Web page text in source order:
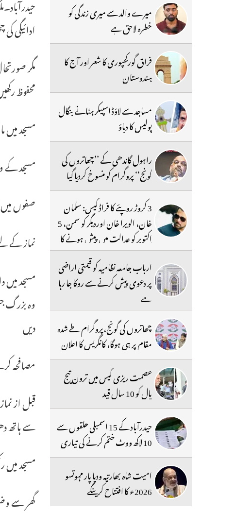
مگر
محفوظ
مسجد میں
مسجد کے
صفوں
نماز کے
مسجد میں
دیں
مصافحہ
قبل از
سے ہاتھ
مسجد میں
گھر سے
میرے والد سے میری زندگی کو
خطرہ لاحق ہے
فراق گورکھپوری کا شعر اور آج کا
ہندوستان
مساجد سے لاؤڈ اسپیکر ہٹانے بنگال
پولیس کا دباؤ
راہول گاندھی کے ’’چھاتروں کی
گونج‘‘ پروگرام کو منسوخ کردیا گیا
3 کروڑ روپئے کا فراڈ کیس: سلمان
خان، الویرا خان اوردیگر کو سمن، 5
اکتوبر کو عدالت میں پیش ہونے کا
حکم
ارباب جامعہ نظامیہ کو قیمتی اراضی
پر دعوی پیش کرنے سے روکا جا رہا
ہے
چھاتروں کی گونج،پروگرام طے شدہ
مقام پر ہی ہوگا، کانگریس کا اعلان
عصمت ریزی کیس میں ترون تیج
پال کو 10 سال قید
حیدرآباد کے 15 اسمبلی حلقوں سے
10 لاکھ ووٹ ختم کرنے کی تیاری
امیت شاہ بھارتیہ ودیا پار مہوتسو
2026ء کا افتتاح کرینگے